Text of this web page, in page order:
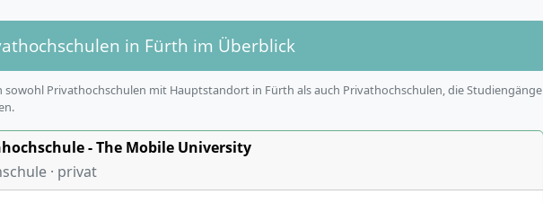
in Fürth im Überblick
sowohl Privathochschulen mit Hauptstandort in Fürth als auch Privathochschulen, die Studiengänge
- The Mobile University
· privat